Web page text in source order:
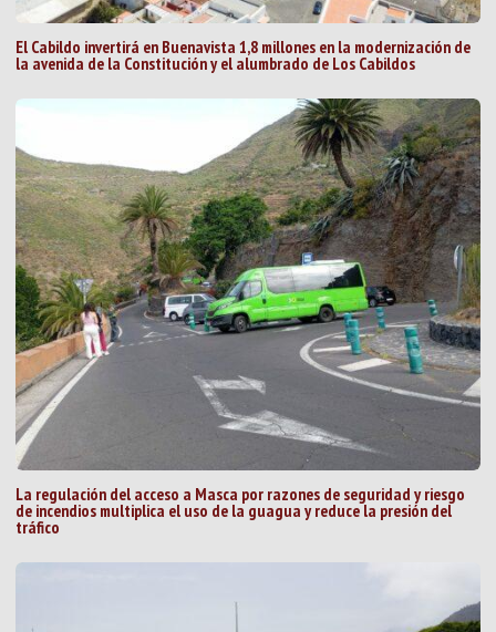
El Cabildo invertirá en Buenavista 1,8 millones en la modernización de
la avenida de la Constitución y el alumbrado de Los Cabildos
La regulación del acceso a Masca por razones de seguridad y riesgo
de incendios multiplica el uso de la guagua y reduce la presión del
tráfico